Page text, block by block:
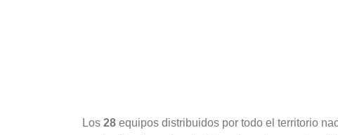
Los 28 equipos distribuidos por todo el territorio